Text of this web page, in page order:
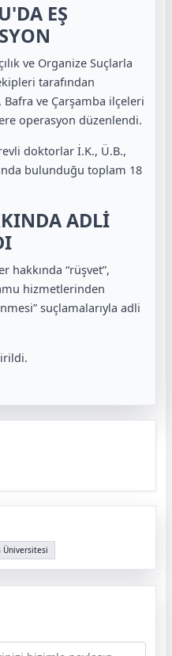
EŞ
ve Organize Suçlarla
tarafından
Bafra ve Çarşamba ilçeleri
operasyon düzenlendi.
doktorlar İ.K., Ü.B.,
bulunduğu toplam 18
ADLİ
hakkında “rüşvet”,
hizmetlerinden
suçlamalarıyla adli
Üniversitesi